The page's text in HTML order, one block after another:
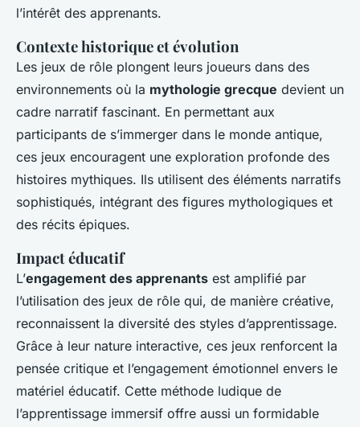
l’intérêt des apprenants.
Contexte historique et évolution
Les jeux de rôle plongent leurs joueurs dans des
environnements où la mythologie grecque devient un
cadre narratif fascinant. En permettant aux
participants de s’immerger dans le monde antique,
ces jeux encouragent une exploration profonde des
histoires mythiques. Ils utilisent des éléments narratifs
sophistiqués, intégrant des figures mythologiques et
des récits épiques.
Impact éducatif
L’engagement des apprenants est amplifié par
l’utilisation des jeux de rôle qui, de manière créative,
reconnaissent la diversité des styles d’apprentissage.
Grâce à leur nature interactive, ces jeux renforcent la
pensée critique et l’engagement émotionnel envers le
matériel éducatif. Cette méthode ludique de
l’apprentissage immersif offre aussi un formidable